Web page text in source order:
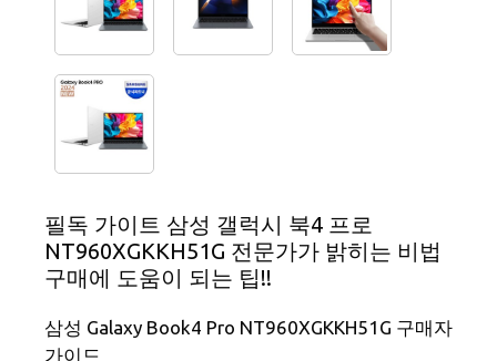
필독 가이트 삼성 갤럭시 북4 프로
NT960XGKKH51G 전문가가 밝히는 비법
구매에 도움이 되는 팁!!
삼성 Galaxy Book4 Pro NT960XGKKH51G 구매자
가이드